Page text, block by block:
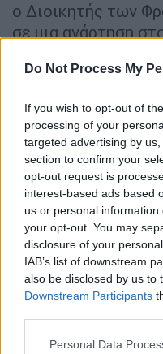
Do Not Process My
If you wish to opt-out of
processing of your
targeted advertising by
section to confirm your
opt-out request is
interest-based ads based
us or personal
your opt-out. You may
disclosure of your
IAB’s list of downstream
also be disclosed by us to
Downstream Participants
Please note that this
Personal Data
ο Διοικητής των
σε μια ανάρτηση
Στενό του
Ιρανοί
Σαββατοκύριακο
ΗΠΑνα
Στενών από την
χαρακτηριστούν
εκεχειρίας. Το
κεντρικό ζήτημα
τότε που
Απριλίου, η οποία